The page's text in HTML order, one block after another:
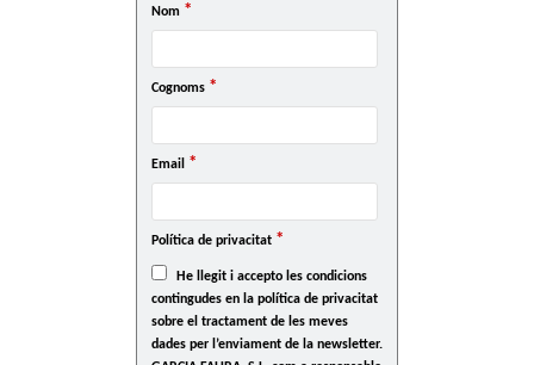
Nom *
Cognoms *
Email *
Política de privacitat *
He llegit i accepto les condicions
contingudes en la política de privacitat
sobre el tractament de les meves
dades per l’enviament de la newsletter.